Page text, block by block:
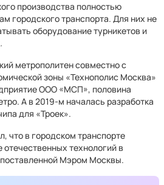
производства полностью
городского транспорта. Для них не
оборудование турникетов и
метрополитен совместно с
зоны «Технополис Москва»
ООО «МСП», половина
А‎ в 2019-м началась разработка
для «Троек».
что в городском транспорте
технологий в
Мэром Москвы.